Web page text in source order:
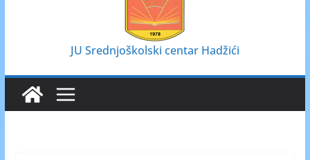
JU Srednjoškolski centar Hadžići